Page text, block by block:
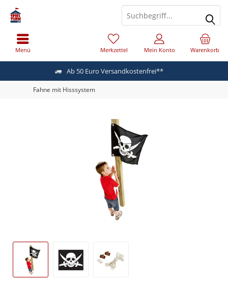
Ab 50 Euro Versandkostenfrei**
Menü Warenkorb
Merkzettel Mein Konto
Fahne mit Hisssystem